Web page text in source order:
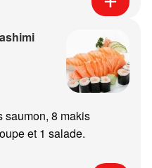
saumon, 8 makis
et 1 salade.